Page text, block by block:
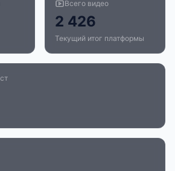
Всего видео
2 426
Текущий итог платформы